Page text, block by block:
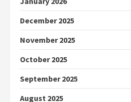
December 2025
November 2025
October 2025
September 2025
August 2025